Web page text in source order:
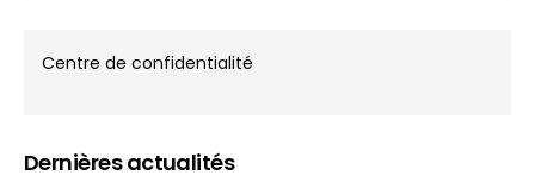
Centre de confidentialité
Dernières actualités